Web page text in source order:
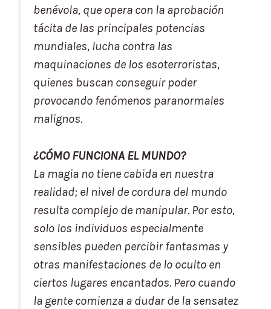
benévola, que opera con la aprobación
tácita de las principales potencias
mundiales, lucha contra las
maquinaciones de los esoterroristas,
quienes buscan conseguir poder
provocando fenómenos paranormales
malignos.
¿CÓMO FUNCIONA EL MUNDO?
La magia no tiene cabida en nuestra
realidad; el nivel de cordura del mundo
resulta complejo de manipular. Por esto,
solo los individuos especialmente
sensibles pueden percibir fantasmas y
otras manifestaciones de lo oculto en
ciertos lugares encantados. Pero cuando
la gente comienza a dudar de la sensatez